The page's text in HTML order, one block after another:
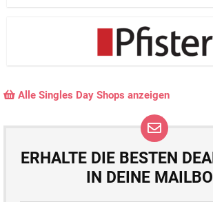
Alle Singles Day Shops anzeigen
ERHALTE DIE BESTEN
IN DEINE